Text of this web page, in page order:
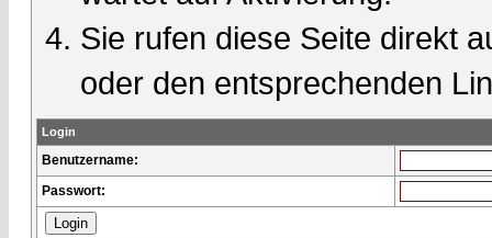
Sie rufen diese Seite direkt
oder den entsprechenden
Login
Benutzername:
Passwort: